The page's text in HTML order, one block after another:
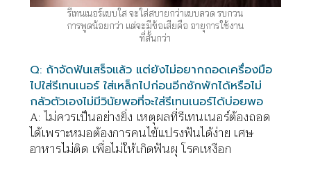
รีเทนเนอร์แบบใส จะใส่สบายกว่าแบบลวด รบกวน
การพูดน้อยกว่า แต่จะมีข้อเสียคือ อายุการใช้งาน
ที่สั้นกว่า
Q: ถ้าจัดฟันเสร็จแล้ว แต่ยังไม่อยากถอดเครื่องมือ
ไปใส่รีเทนเนอร์ ใส่เหล็กไปก่อนอีกซักพักได้หรือไม่
กลัวตัวเองไม่มีวินัยพอที่จะใส่รีเทนเนอร์ได้บ่อยพอ
A: ไม่ควรเป็นอย่างยิ่ง เหตุผลที่รีเทนเนอร์ต้องถอด
ได้เพราะหมอต้องการคนไข้แปรงฟันได้ง่าย เศษ
อาหารไม่ติด เพื่อไม่ให้เกิดฟันผุ โรคเหงือก